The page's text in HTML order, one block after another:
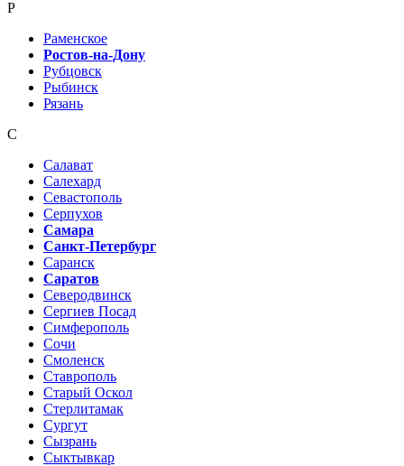
Р
Раменское
Ростов-на-Дону
Рубцовск
Рыбинск
Рязань
С
Салават
Салехард
Севастополь
Серпухов
Самара
Санкт-Петербург
Саранск
Саратов
Северодвинск
Сергиев Посад
Симферополь
Сочи
Смоленск
Ставрополь
Старый Оскол
Стерлитамак
Сургут
Сызрань
Сыктывкар